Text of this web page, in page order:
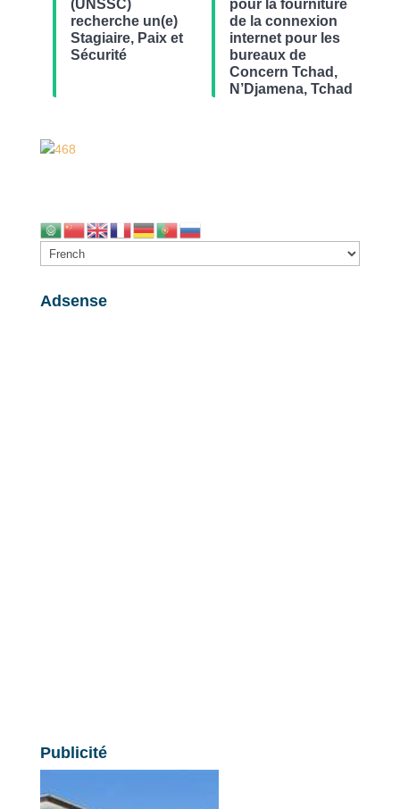
(UNSSC)
recherche un(e)
Stagiaire, Paix et
Sécurité
pour la fourniture
de la connexion
internet pour les
bureaux de
Concern Tchad,
N’Djamena, Tchad
Adsense
Publicité